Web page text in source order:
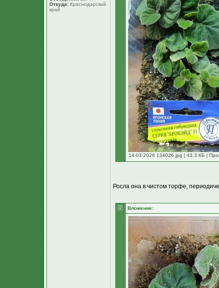
Откуда: Краснодарский
край
14-03-2026 134026.jpg [ 43.3 КБ |
Росла она в чистом торфе,
Вложение: